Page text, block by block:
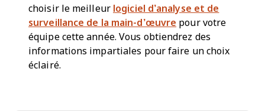
choisir le meilleur logiciel d’analyse et de
surveillance de la main-d’œuvre pour votre
équipe cette année. Vous obtiendrez des
informations impartiales pour faire un choix
éclairé.